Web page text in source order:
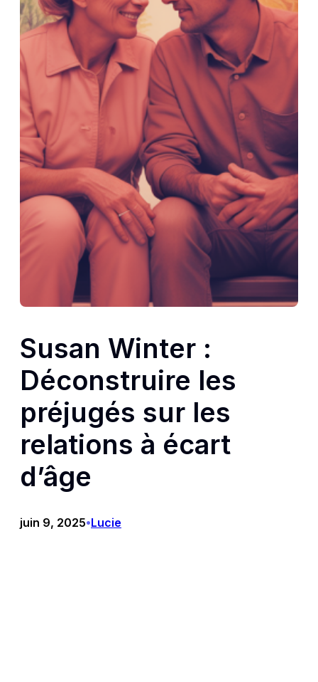
Susan Winter :
Déconstruire les
préjugés sur les
relations à écart
d’âge
juin 9, 2025•Lucie